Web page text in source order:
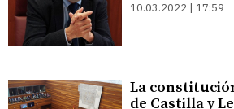
10.03.2022 | 17:59
La
de Castilla y